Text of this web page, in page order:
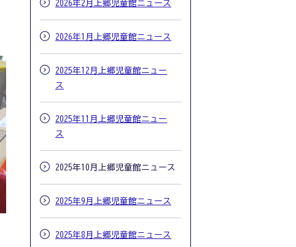
2026年2月上郷児童館ニュース
2026年1月上郷児童館ニュース
2025年12月上郷児童館ニュー
ス
2025年11月上郷児童館ニュー
ス
2025年10月上郷児童館ニュース
2025年9月上郷児童館ニュース
2025年8月上郷児童館ニュース